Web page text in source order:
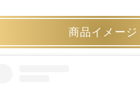
商品イメージ